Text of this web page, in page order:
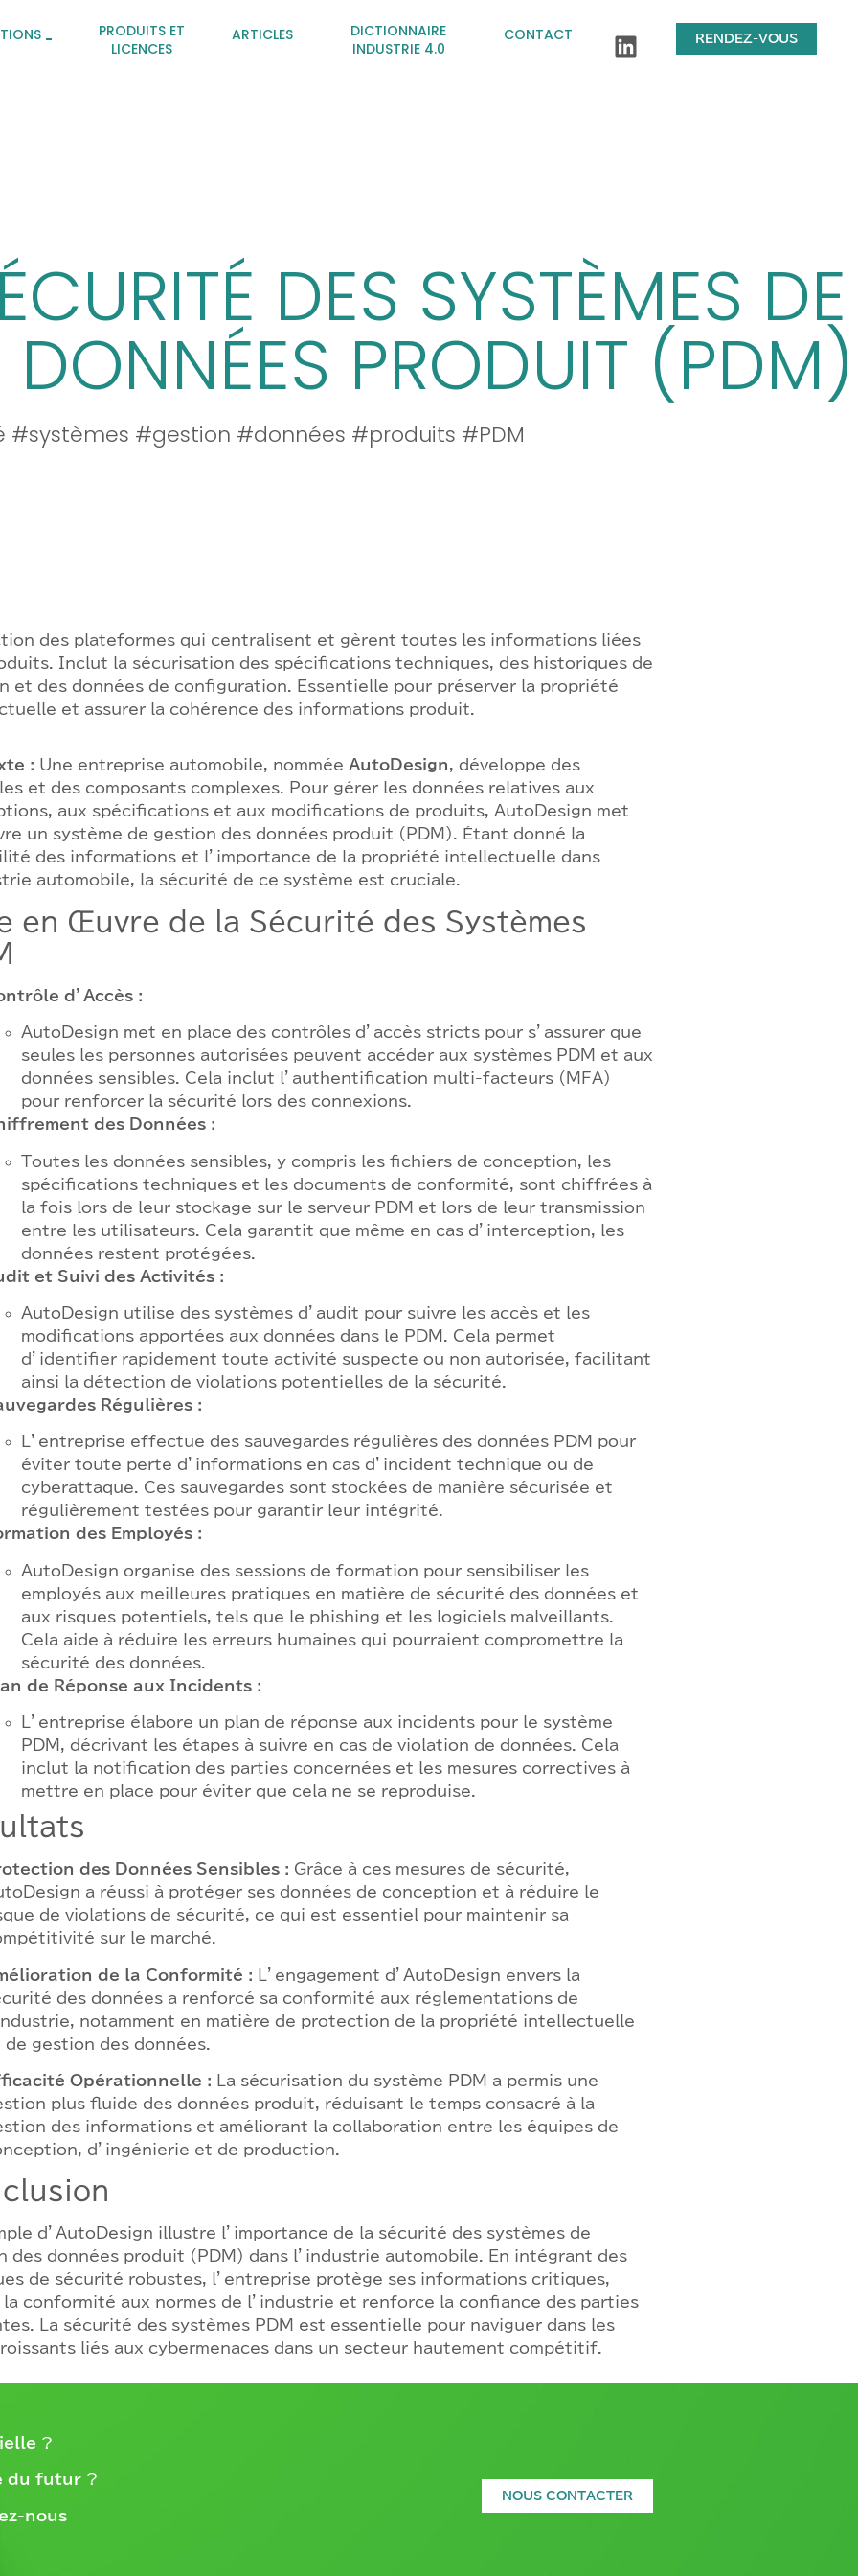
PRODUITS ET
LICENCES
ARTICLES
DICTIONNAIRE
INDUSTRIE 4.0
CONTACT RENDEZ-VOUS
DES SYSTÈMES DE
DONNÉES PRODUIT (PDM)
#systèmes #gestion #données #produits #PDM
des plateformes qui centralisent et gèrent toutes les informations liées
Inclut la sécurisation des spécifications techniques, des historiques de
et des données de configuration. Essentielle pour préserver la propriété
et assurer la cohérence des informations produit.
: Une entreprise automobile, nommée AutoDesign, développe des
et des composants complexes. Pour gérer les données relatives aux
aux spécifications et aux modifications de produits, AutoDesign met
un système de gestion des données produit (PDM). Étant donné la
des informations et l’importance de la propriété intellectuelle dans
automobile, la sécurité de ce système est cruciale.
en Œuvre de la Sécurité des Systèmes
d’Accès :
AutoDesign met en place des contrôles d’accès stricts pour s’assurer que
seules les personnes autorisées peuvent accéder aux systèmes PDM et aux
données sensibles. Cela inclut l’authentification multi-facteurs (MFA)
pour renforcer la sécurité lors des connexions.
des Données :
Toutes les données sensibles, y compris les fichiers de conception, les
spécifications techniques et les documents de conformité, sont chiffrées à
la fois lors de leur stockage sur le serveur PDM et lors de leur transmission
entre les utilisateurs. Cela garantit que même en cas d’interception, les
données restent protégées.
et Suivi des Activités :
AutoDesign utilise des systèmes d’audit pour suivre les accès et les
modifications apportées aux données dans le PDM. Cela permet
d’identifier rapidement toute activité suspecte ou non autorisée, facilitant
ainsi la détection de violations potentielles de la sécurité.
Régulières :
L’entreprise effectue des sauvegardes régulières des données PDM pour
éviter toute perte d’informations en cas d’incident technique ou de
cyberattaque. Ces sauvegardes sont stockées de manière sécurisée et
régulièrement testées pour garantir leur intégrité.
des Employés :
AutoDesign organise des sessions de formation pour sensibiliser les
employés aux meilleures pratiques en matière de sécurité des données et
aux risques potentiels, tels que le phishing et les logiciels malveillants.
Cela aide à réduire les erreurs humaines qui pourraient compromettre la
sécurité des données.
de Réponse aux Incidents :
L’entreprise élabore un plan de réponse aux incidents pour le système
PDM, décrivant les étapes à suivre en cas de violation de données. Cela
inclut la notification des parties concernées et les mesures correctives à
mettre en place pour éviter que cela ne se reproduise.
des Données Sensibles : Grâce à ces mesures de sécurité,
a réussi à protéger ses données de conception et à réduire le
de violations de sécurité, ce qui est essentiel pour maintenir sa
sur le marché.
de la Conformité : L’engagement d’AutoDesign envers la
des données a renforcé sa conformité aux réglementations de
notamment en matière de protection de la propriété intellectuelle
de gestion des données.
Opérationnelle : La sécurisation du système PDM a permis une
plus fluide des données produit, réduisant le temps consacré à la
des informations et améliorant la collaboration entre les équipes de
d’ingénierie et de production.
d’AutoDesign illustre l’importance de la sécurité des systèmes de
des données produit (PDM) dans l’industrie automobile. En intégrant des
de sécurité robustes, l’entreprise protège ses informations critiques,
la conformité aux normes de l’industrie et renforce la confiance des parties
La sécurité des systèmes PDM est essentielle pour naviguer dans les
liés aux cybermenaces dans un secteur hautement compétitif.
?
du futur?
nous
NOUS CONTACTER